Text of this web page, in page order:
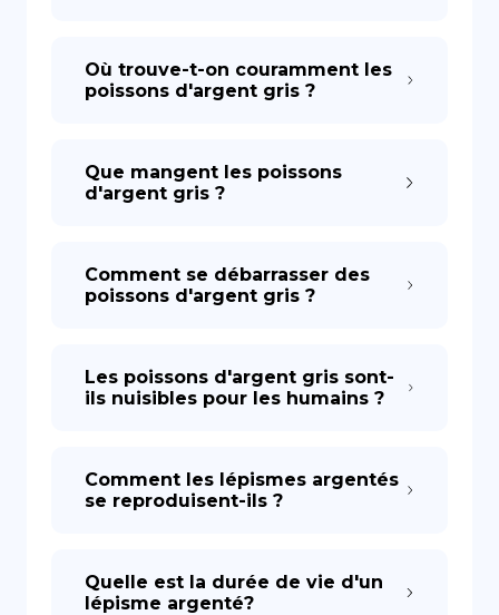
Où trouve-t-on couramment les
poissons d'argent gris ?
Que mangent les poissons
d'argent gris ?
Comment se débarrasser des
poissons d'argent gris ?
Les poissons d'argent gris sont-
ils nuisibles pour les humains ?
Comment les lépismes argentés
se reproduisent-ils ?
Quelle est la durée de vie d'un
lépisme argenté?